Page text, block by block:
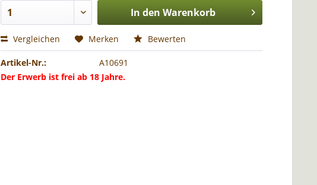
In den Warenkorb
Vergleichen Merken Bewerten
Artikel-Nr.:
A10691
Der Erwerb ist frei ab 18 Jahre.